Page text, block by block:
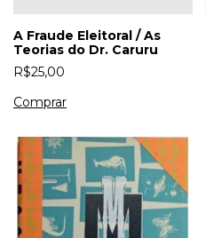
A Fraude Eleitoral / As
Teorias do Dr. Caruru
R$25,00